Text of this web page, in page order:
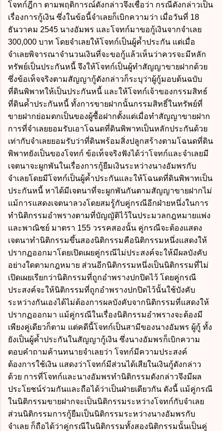
โจทก์ฎีกา ตามพฤติการณ์ดังกล่าวจึงเชื่อว่า กรณีดังกล่าวเป็น
เรื่องการกู้เงิน ซึ่งในข้อนี้จำเลยก็เบิกความว่า เมื่อวันที่ 18
ธันวาคม 2545 นางอัมพร และโจทก์มาขอกู้เงินจากจำเลย
300,000 บาท โดยจำเลยให้โจทก์เป็นผู้ค้ำประกัน แต่เมื่อ
จำเลยพิจารณาจำนวนเงินที่จะขอกู้แล้วเห็นว่าควรจะมีหลัก
ทรัพย์เป็นประกันหนี้ จึงให้โจทก์เป็นผู้ทำสัญญาขายฝากด้วย
ซึ่งข้อเท็จจริงตามสัญญากู้ดังกล่าวก็ระบุว่าผู้กู้มอบต้นฉบับ
ที่ดินพิพาทให้เป็นประกันหนี้ และให้โจทก์เจ้าของกรรมสิทธ์
ที่ดินค้ำประกันหนี้ ทั้งการขายฝากนั้นกรรมสิทธิ์ในทรัพย์ที่
ขายฝากย่อมตกเป็นของผู้ซื้อฝากตั้งแต่เมื่อทำสัญญาขายฝาก
การที่จำเลยยอมรับเอาโฉนดที่ดินพิพาทเป็นหลักประกันด้วย
เท่ากับจำเลยยอมรับว่าที่ดินพร้อมสิ่งปลูกสร้างตามโฉนดที่ดิน
พิพาทยังเป็นของโจทก์ ข้อเท็จจริงฟังได้ว่าโจทก์และจำเลยมี
เจตนาจะผูกพันในเรื่องการกู้ยืมเงินระหว่างนางอัมพรกับ
จำเลยโดยมีโจทก์เป็นผู้ค้ำประกันและให้โฉนดที่ดินพิพาทเป็น
ประกันหนี้ หาได้มีเจตนาที่จะผูกพันกันตามสัญญาขายฝากไม่
แม้การแสดงเจตนาลวงโดยสมรู้กับคู่กรณีอีกฝ่ายหนึ่งในการ
ทำนิติกรรมอำพรางตามที่บัญญัติไว้ในประมวลกฎหมายแพ่ง
และพาณิชย์ มาตรา 155 วรรคสองนั้น คู่กรณีจะต้องแสดง
เจตนาทำนิติกรรมขึ้นสองนิติกรรมคือนิติกรรมหนึ่งแสดงให้
ปรากฏออกมาโดยเปิดเผยคู่กรณีไม่ประสงค์จะให้มีผลบังคับ
อย่างใดตามกฎหมาย ส่วนอีกนิติกรรมหนึ่งเป็นนิติกรรมที่ไม่
เปิดเผยเรียกว่านิติกรรมที่ถูกอำพรางปกปิดไว้ โดยคู่กรณี
ประสงค์จะให้นิติกรรมที่ถูกอำพรางปกปิดไว้นั้นใช้บังคับ
ระหว่างกันเองได้ไม่ต้องการผลบังคับจากนิติกรรมที่แสดงให้
ปรากฏออกมา แม้คู่กรณีในเรื่องนิติกรรมอำพรางจะต้องมี
เพียงคู่เดียวก็ตาม แต่คดีนี้โจทก์เป็นสามีของนางอัมพร ผู้กู้ ทั้ง
ยังเป็นผู้ค้ำประกันในสัญญากู้เงิน ซึ่งนางอัมพรก็เบิกความ
ตอบคำถามค้านทนายจำเลยว่า โจทก์มีความประสงค์
ต้องการใช้เงิน แสดงว่าโจทก์มีส่วนได้เสียในเงินกู้ดังกล่าว
ด้วย การที่โจทก์และนางอัมพรทำนิติกรรมดังกล่าวจึงมีผล
ประโยชน์ร่วมกันและถือได้ว่าเป็นฝ่ายเดียวกัน ดังนี้ แม้คู่กรณี
ในนิติกรรมขายฝากจะเป็นนิติกรรมระหว่างโจทก์กับจำเลย
ส่วนนิติกรรมการกู้ยืมเป็นนิติกรรมระหว่างนางอัมพรกับ
จำเลย ก็ถือได้ว่าคู่กรณีในนิติกรรมทั้งสองนิติกรรมนั้นเป็นคู่